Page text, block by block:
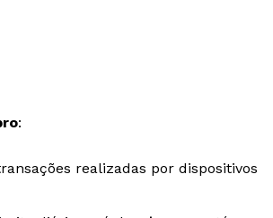
:
realizadas por dispositivos